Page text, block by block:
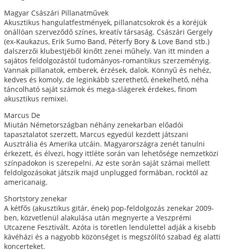
Magyar Császári Pillanatművek
Akusztikus hangulatfestmények, pillanatcsokrok és a köréjük
önállóan szerveződő színes, kreatív társaság. Császári Gergely
(ex-Kaukazus, Erik Sumo Band, Péterfy Bory & Love Band stb.)
dalszerzői klubestjéből kinőtt zenei műhely. Van itt minden a
sajátos feldolgozástól tudományos-romantikus szerzeményig.
Vannak pillanatok, emberek, érzések, dalok. Könnyű és nehéz,
kedves és komoly, de leginkább szerethető, énekelhető, néha
táncolható saját számok és mega-slágerek érdekes, finom
akusztikus remixei.
Marcus De
Miután Németországban néhány zenekarban előadói
tapasztalatot szerzett, Marcus egyedül kezdett játszani
Ausztrália és Amerika utcáin. Magyarországra zenét tanulni
érkezett, és élvezi, hogy ittléte során van lehetősége nemzetközi
színpadokon is szerepelni. Az este során saját számai mellett
feldolgozásokat játszik majd unplugged formában, rocktól az
americanaig.
Shortstory zenekar
A kétfős (akusztikus gitár, ének) pop-feldolgozás zenekar 2009-
ben, közvetlenül alakulása után megnyerte a Veszprémi
Utcazene Fesztivált. Azóta is töretlen lendülettel adják a kisebb
kávéházi és a nagyobb közönséget is megszólító szabad ég alatti
koncerteket.